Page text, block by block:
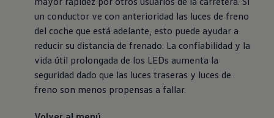
un conductor ve con anterioridad las luces de freno
del coche que está adelante, esto puede ayudar a
reducir su distancia de frenado. La confiabilidad y la
vida útil prolongada de los LEDs aumenta la
seguridad dado que las luces traseras y luces de
freno son menos propensas a fallar.